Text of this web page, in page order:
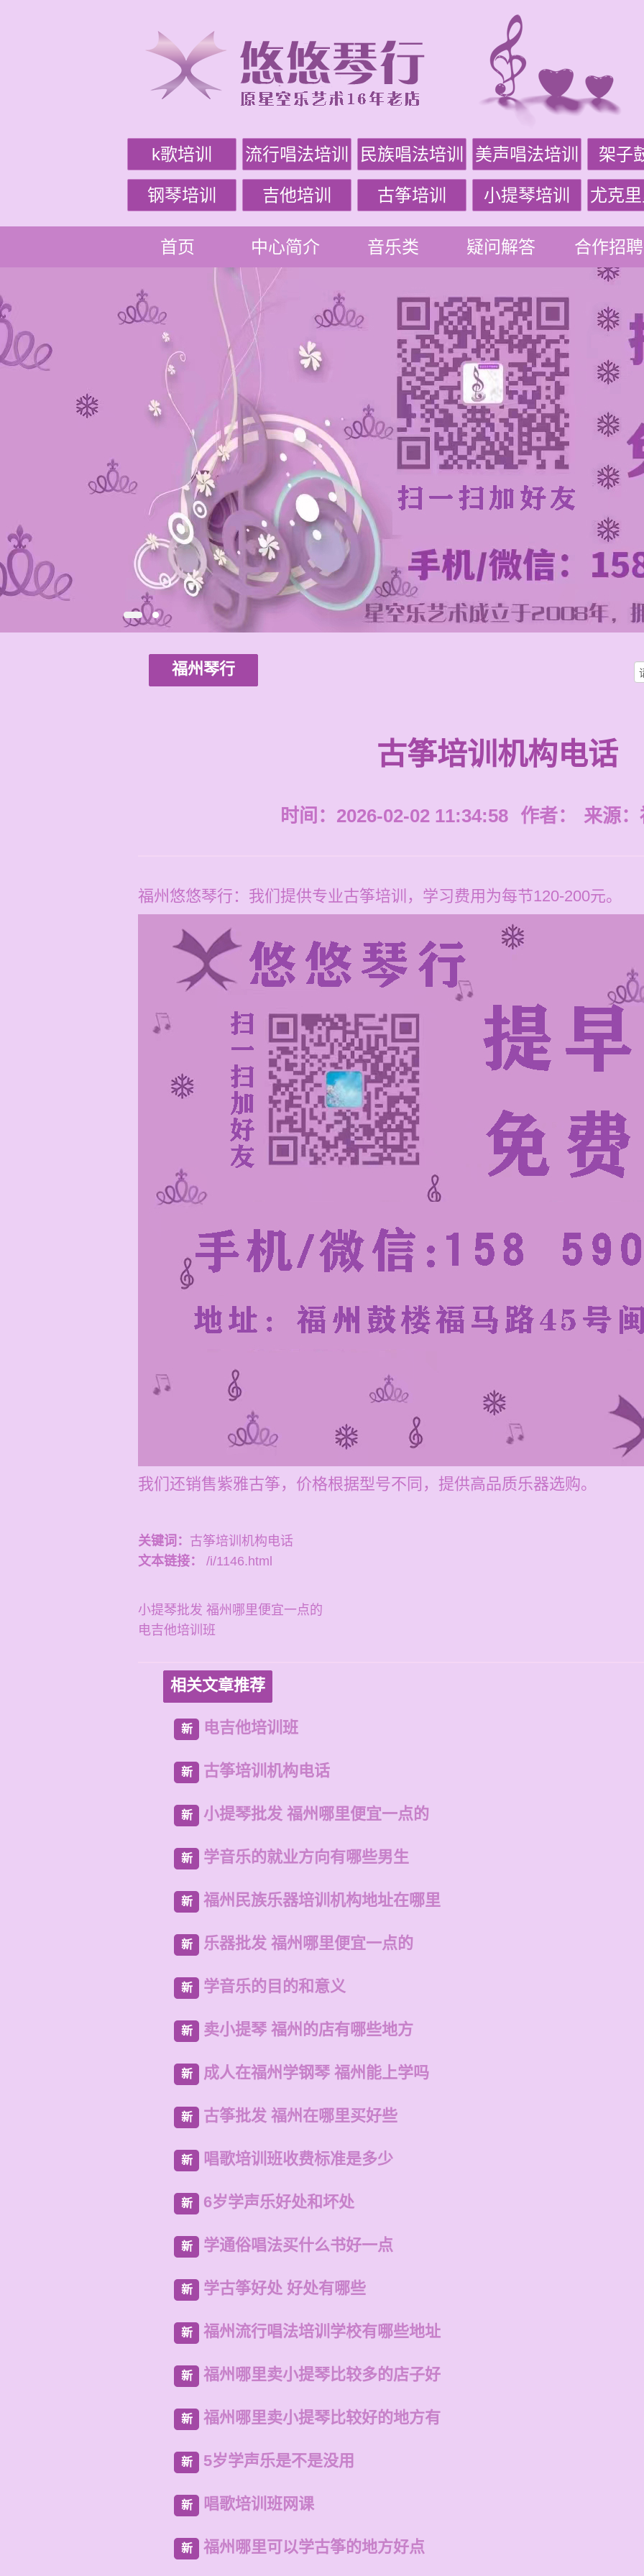
k歌培训 流行唱法培训 民族唱法培训 美声唱法培训 架子
钢琴培训 吉他培训 古筝培训 小提琴培训 尤克
首页 中心简介 音乐类 疑问解答 合作招聘
福州琴行
古筝培训机构电话
时间：2026-02-02 11:34:58 作者： 来源：
福州悠悠琴行：我们提供专业古筝培训，学习费用为每节120-200元。
我们还销售紫雅古筝，价格根据型号不同，提供高品质乐器选购。
关键词： 古筝培训机构电话
文本链接：
/i/1146.html
小提琴批发 福州哪里便宜一点的
电吉他培训班
相关文章推荐
新 电吉他培训班
新 古筝培训机构电话
新 小提琴批发 福州哪里便宜一点的
新 学音乐的就业方向有哪些男生
新 福州民族乐器培训机构地址在哪里
新 乐器批发 福州哪里便宜一点的
新 学音乐的目的和意义
新 卖小提琴 福州的店有哪些地方
新 成人在福州学钢琴 福州能上学吗
新 古筝批发 福州在哪里买好些
新 唱歌培训班收费标准是多少
新 6岁学声乐好处和坏处
新 学通俗唱法买什么书好一点
新 学古筝好处 好处有哪些
新 福州流行唱法培训学校有哪些地址
新 福州哪里卖小提琴比较多的店子好
新 福州哪里卖小提琴比较好的地方有
新 5岁学声乐是不是没用
新 唱歌培训班网课
新 福州哪里可以学古筝的地方好点